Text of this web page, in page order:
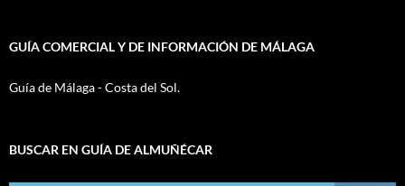
GUÍA COMERCIAL Y DE INFORMACIÓN DE MÁLAGA
Guía de Málaga - Costa del Sol.
BUSCAR EN GUÍA DE ALMUÑÉCAR